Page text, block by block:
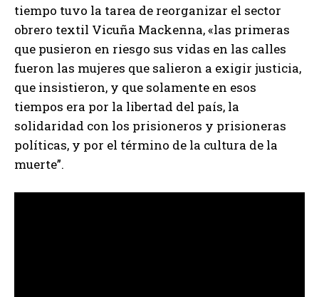
tiempo tuvo la tarea de reorganizar el sector
obrero textil Vicuña Mackenna, «las primeras
que pusieron en riesgo sus vidas en las calles
fueron las mujeres que salieron a exigir justicia,
que insistieron, y que solamente en esos
tiempos era por la libertad del país, la
solidaridad con los prisioneros y prisioneras
políticas, y por el término de la cultura de la
muerte”.